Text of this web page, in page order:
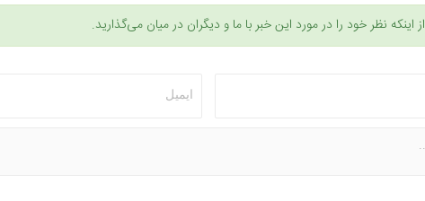
اینکه نظر خود را در مورد این خبر با ما و دیگران در میان می‌گذارید.